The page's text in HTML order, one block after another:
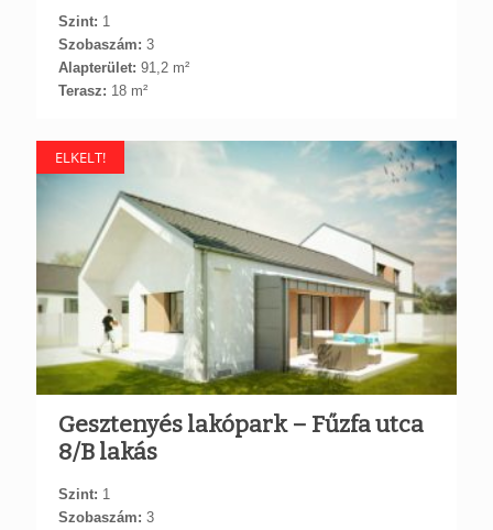
Szint: 1
Szobaszám: 3
Alapterület: 91,2 m²
Terasz: 18 m²
ELKELT!
Gesztenyés lakópark – Fűzfa utca
8/B lakás
Szint: 1
Szobaszám: 3